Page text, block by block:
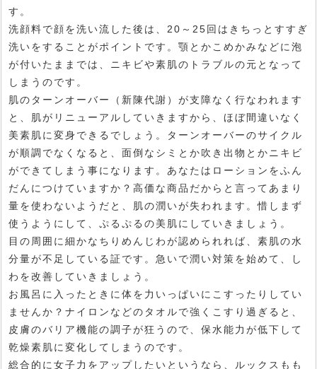
す。
洗顔料で顔を洗い流した後は、20～25回はきちっとすすぎ
洗いをすることがポイントです。顎とかこめかみなどに泡
が付いたままでは、ニキビや素肌のトラブルの元となって
しまうのです。
肌のターンオーバー（新陳代謝）が支障なく行なわれます
と、肌がリニューアルしていきますから、ほぼ間違いなく
美素肌に変身できるでしょう。ターンオーバーのサイクル
が順調でなくなると、面倒なシミとか吹き出物とかニキビ
ができてしまう事になります。あなたはローションをふん
だんにつけていますか？高価な商品だからと言ってあまり
量を使わないようだと、肌の潤いが失われます。惜しまず
使うようにして、ぷるぷるの美肌にしていきましょう。
目の周囲に細かなちりめんじわが認められれば、素肌の水
分量が不足している証です。急いで潤い対策を始めて、し
わを改善していきましょう。
お風呂に入ったときに体を力いっぱいにこすったりしてい
ませんか？ナイロンなどのタオルで強くこすり過ぎると、
皮膚のバリア機能の調子が狂うので、保水能力が低下して
乾燥素肌に変化してしまうのです。
総合的に女子力をアップしたいというなら、ルックスもも